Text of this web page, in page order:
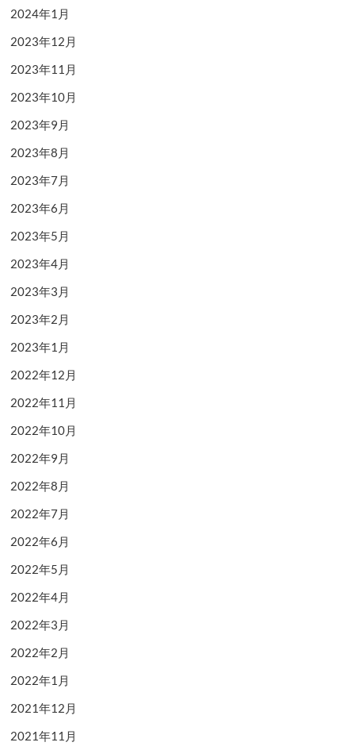
2024年1月
2023年12月
2023年11月
2023年10月
2023年9月
2023年8月
2023年7月
2023年6月
2023年5月
2023年4月
2023年3月
2023年2月
2023年1月
2022年12月
2022年11月
2022年10月
2022年9月
2022年8月
2022年7月
2022年6月
2022年5月
2022年4月
2022年3月
2022年2月
2022年1月
2021年12月
2021年11月